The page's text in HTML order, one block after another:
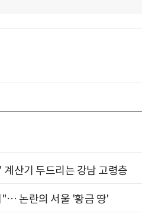
산기 두드리는 강남 고령층
논란의 서울 '황금 땅'